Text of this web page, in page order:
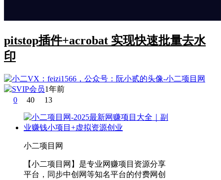
pitstop插件+acrobat 实现快速批量去水
印
1年前
0
40 13
小二项目网
【小二项目网】是专业网赚项目资源分享
平台，同步中创网等知名平台的付费网创